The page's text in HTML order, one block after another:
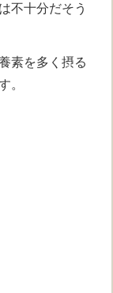
不十分だそう
素を多く摂る
。